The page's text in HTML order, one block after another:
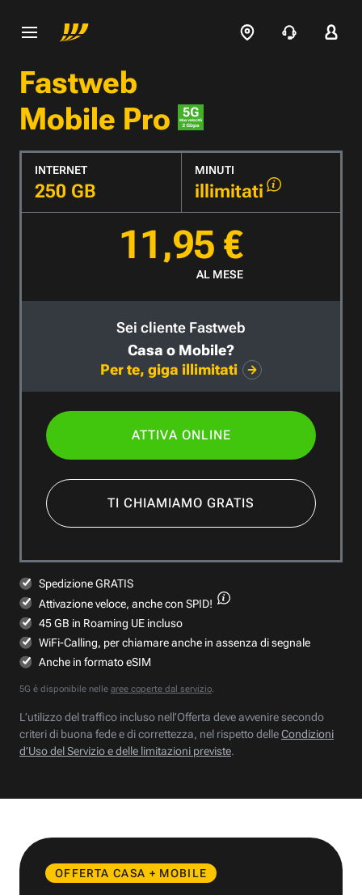
Fastweb
Mobile Pro
INTERNET
250 GB
MINUTI
illimitati
11,95 €
AL MESE
Sei cliente Fastweb
Casa o Mobile?
Per te, giga illimitati
ATTIVA ONLINE
TI CHIAMIAMO GRATIS
Spedizione GRATIS
Attivazione veloce, anche con SPID!
45 GB in Roaming UE incluso
WiFi-Calling, per chiamare anche in assenza di segnale
Anche in formato eSIM
5G è disponibile nelle aree coperte dal servizio.
L’utilizzo del traffico incluso nell’Offerta deve avvenire secondo
criteri di buona fede e di correttezza, nel rispetto delleCondizioni
d’Uso del Servizio e delle limitazioni previste.
OFFERTA CASA + MOBILE